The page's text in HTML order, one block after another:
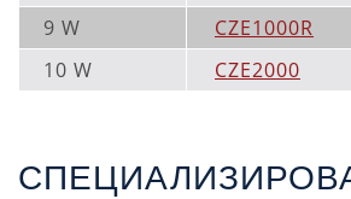
9 W
CZE1000R
10 W
CZE2000